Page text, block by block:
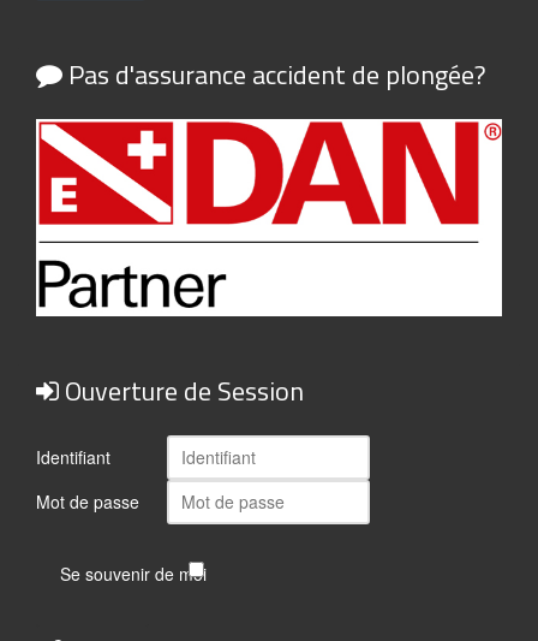
Pas d'assurance accident de plongée?
Ouverture de Session
Identifiant
Mot de passe
Se souvenir de moi